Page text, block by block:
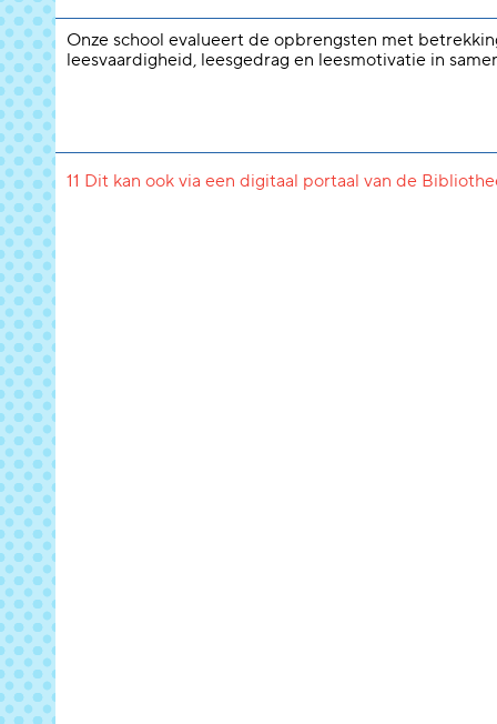
Onze school evalueert de opbrengsten met
leesvaardigheid, leesgedrag en leesmotivatie in
11 Dit kan ook via een digitaal portaal van de